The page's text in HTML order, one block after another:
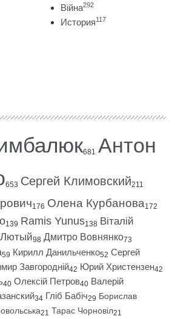
Війна292
История117
681 Антон
653 Сергей Климовский211
176 Олена Курбанова172
139 Ramis Yunus138 Віталій
98 Дмитро Вовнянко73
59 Кирилл Данильченко52 Сергей
Завгородній42 Юрий Христензен42
40 Олексій Петров40 Валерій
34 Гліб Бабіч29 Борислав
21 Тарас Чорновіл21